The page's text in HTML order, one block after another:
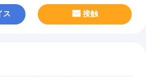
ス 接触